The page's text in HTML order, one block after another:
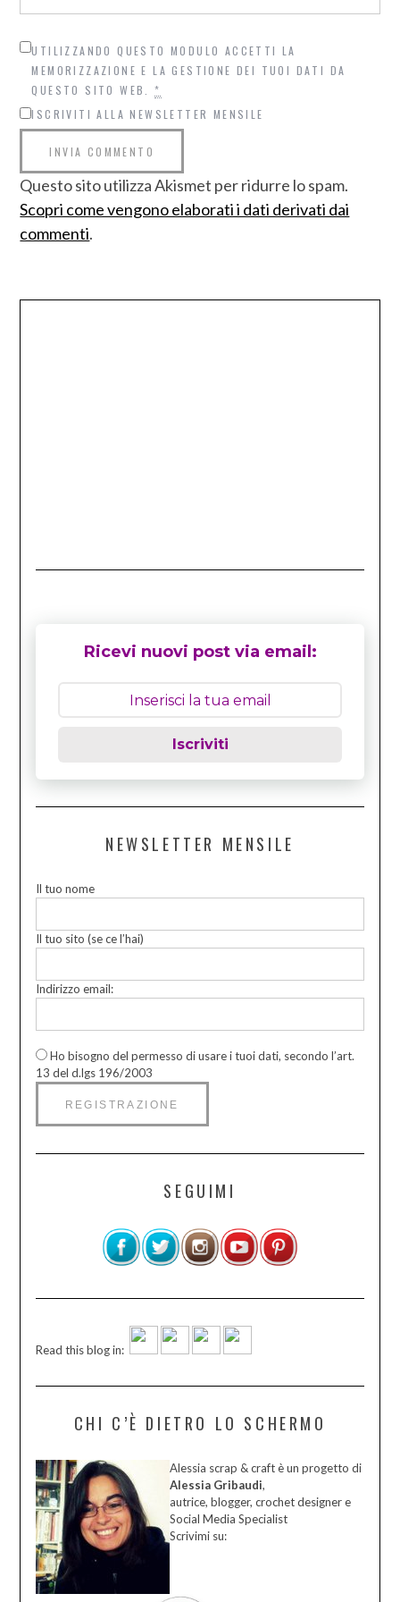
UTILIZZANDO QUESTO MODULO ACCETTI LA
MEMORIZZAZIONE E LA GESTIONE DEI TUOI DATI DA
QUESTO SITO WEB.*
ISCRIVITI ALLA NEWSLETTER MENSILE
Questo sito utilizza Akismet per ridurre lo spam.
Scopri come vengono elaborati i dati derivati dai
commenti.
Ricevi nuovi post via email:
Iscriviti
NEWSLETTER MENSILE
Il tuo nome
Il tuo sito (se ce l’hai)
Indirizzo email:
Ho bisogno del permesso di usare i tuoi dati, secondo l’art.
13 del d.lgs 196/2003
SEGUIMI
Read this blog in:
CHI C’È DIETRO LO SCHERMO
Alessia scrap & craft è un progetto di
Alessia Gribaudi,
autrice, blogger, crochet designer e
Social Media Specialist
Scrivimi su: